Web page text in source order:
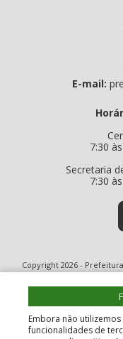
Embora não
funcionalidades de
E-mail:
7:30
Secretaria
7:30
Copyright 2026 -